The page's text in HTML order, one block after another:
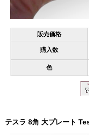
販売価格
購入数
色
テスラ 8角 大プレート